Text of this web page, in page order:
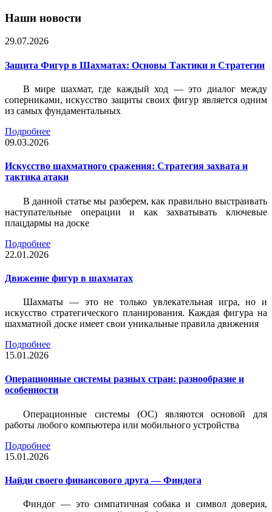
Наши новости
29.07.2026
Защита Фигур в Шахматах: Основы Тактики и Стратегии
В мире шахмат, где каждый ход — это диалог между
соперниками, искусство защиты своих фигур является одним
из самых фундаментальных
Подробнее
09.03.2026
Искусство шахматного сражения: Стратегия захвата и
тактика атаки
В данной статье мы разберем, как правильно выстраивать
наступательные операции и как захватывать ключевые
плацдармы на доске
Подробнее
22.01.2026
Движение фигур в шахматах
Шахматы — это не только увлекательная игра, но и
искусство стратегического планирования. Каждая фигура на
шахматной доске имеет свои уникальные правила движения
Подробнее
15.01.2026
Операционные системы разных стран: разнообразие и
особенности
Операционные системы (ОС) являются основой для
работы любого компьютера или мобильного устройства
Подробнее
15.01.2026
Найди своего финансового друга — Финдога
Финдог — это симпатичная собака и символ доверия,